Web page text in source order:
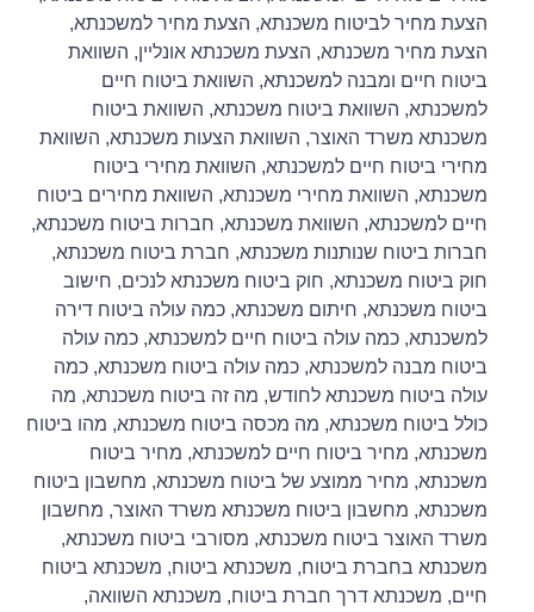
הצעת מחיר לביטוח משכנתא, הצעת מחיר למשכנתא,
הצעת מחיר משכנתא, הצעת משכנתא אונליין, השוואת
ביטוח חיים ומבנה למשכנתא, השוואת ביטוח חיים
למשכנתא, השוואת ביטוח משכנתא, השוואת ביטוח
משכנתא משרד האוצר, השוואת הצעות משכנתא, השוואת
מחירי ביטוח חיים למשכנתא, השוואת מחירי ביטוח
משכנתא, השוואת מחירי משכנתא, השוואת מחירים ביטוח
חיים למשכנתא, השוואת משכנתא, חברות ביטוח משכנתא,
חברות ביטוח שנותנות משכנתא, חברת ביטוח משכנתא,
חוק ביטוח משכנתא, חוק ביטוח משכנתא לנכים, חישוב
ביטוח משכנתא, חיתום משכנתא, כמה עולה ביטוח דירה
למשכנתא, כמה עולה ביטוח חיים למשכנתא, כמה עולה
ביטוח מבנה למשכנתא, כמה עולה ביטוח משכנתא, כמה
עולה ביטוח משכנתא לחודש, מה זה ביטוח משכנתא, מה
כולל ביטוח משכנתא, מה מכסה ביטוח משכנתא, מהו ביטוח
משכנתא, מחיר ביטוח חיים למשכנתא, מחיר ביטוח
משכנתא, מחיר ממוצע של ביטוח משכנתא, מחשבון ביטוח
משכנתא, מחשבון ביטוח משכנתא משרד האוצר, מחשבון
משרד האוצר ביטוח משכנתא, מסורבי ביטוח משכנתא,
משכנתא בחברת ביטוח, משכנתא ביטוח, משכנתא ביטוח
חיים, משכנתא דרך חברת ביטוח, משכנתא השוואה,